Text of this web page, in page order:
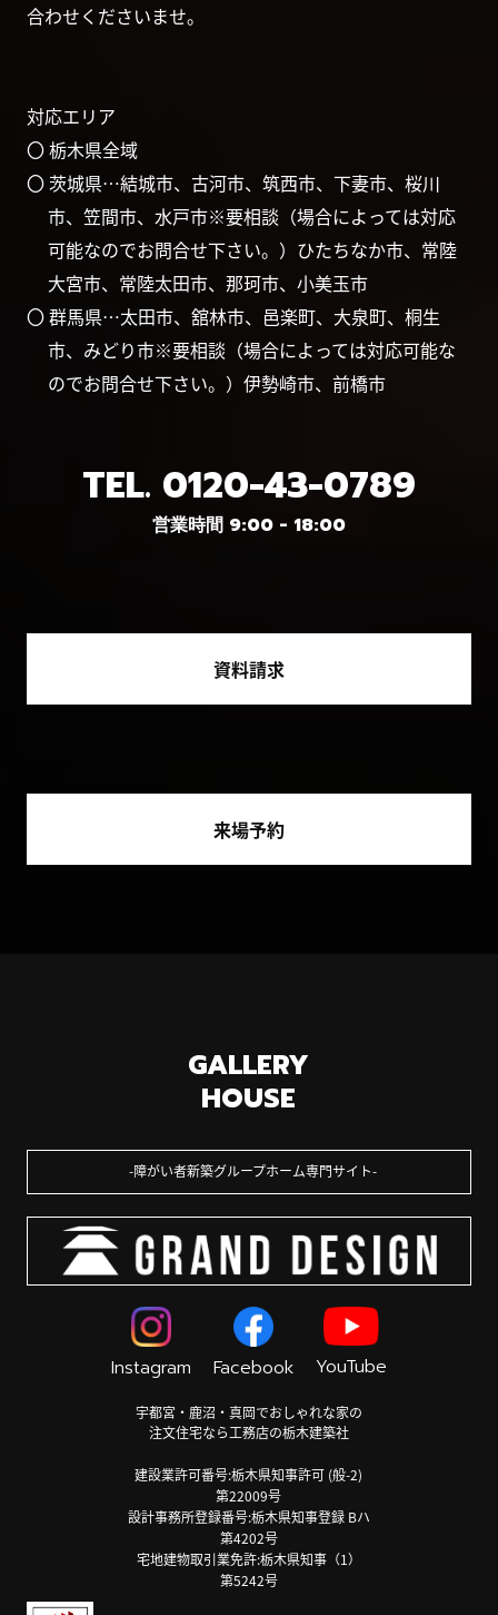
合わせくださいませ。
対応エリア
〇 栃木県全域
〇 茨城県…結城市、古河市、筑西市、下妻市、桜川
市、笠間市、水戸市※要相談（場合によっては対応
可能なのでお問合せ下さい。）ひたちなか市、常陸
大宮市、常陸太田市、那珂市、小美玉市
〇 群馬県…太田市、舘林市、邑楽町、大泉町、桐生
市、みどり市※要相談（場合によっては対応可能な
のでお問合せ下さい。）伊勢崎市、前橋市
TEL. 0120-43-0789
営業時間 9:00 - 18:00
資料請求
来場予約
GALLERY
HOUSE
障がい者新築グループホーム専門サイト
Instagram Facebook YouTube
宇都宮・鹿沼・真岡でおしゃれな家の
注文住宅なら工務店の栃木建築社
建設業許可番号:栃木県知事許可 (般-2)
第22009号
設計事務所登録番号:栃木県知事登録 Bハ
第4202号
宅地建物取引業免許:栃木県知事（1）
第5242号